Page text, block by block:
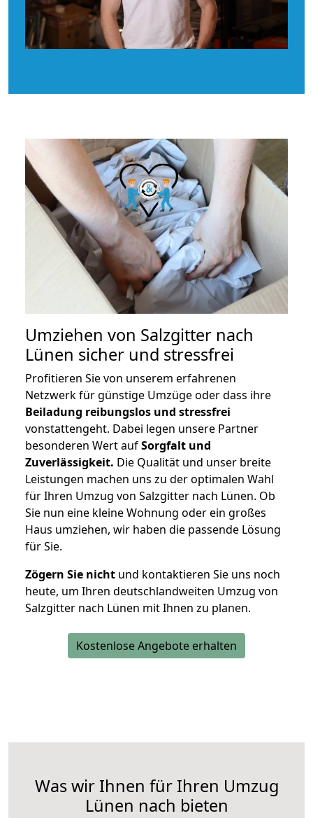
Umziehen von Salzgitter nach
Lünen sicher und stressfrei
Profitieren Sie von unserem erfahrenen
Netzwerk für günstige Umzüge oder dass ihre
Beiladung reibungslos und stressfrei
vonstattengeht. Dabei legen unsere Partner
besonderen Wert aufSorgfalt und
Zuverlässigkeit. Die Qualität und unser breite
Leistungen machen uns zu der optimalen Wahl
für Ihren Umzug von Salzgitter nach Lünen. Ob
Sie nun eine kleine Wohnung oder ein großes
Haus umziehen, wir haben die passende Lösung
für Sie.
Zögern Sie nicht und kontaktieren Sie uns noch
heute, um Ihren deutschlandweiten Umzug von
Salzgitter nach Lünen mit Ihnen zu planen.
Kostenlose Angebote erhalten
Was wir Ihnen für Ihren Umzug
Lünen nach bieten